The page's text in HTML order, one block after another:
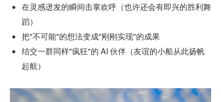
在灵感迸发的瞬间击掌欢呼（也许还会有即兴的胜利舞
蹈）
把"不可能"的想法变成"刚刚实现"的成果
结交一群同样"疯狂"的 AI 伙伴（友谊的小船从此扬帆
起航）